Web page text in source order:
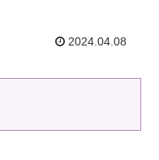
2024.04.08